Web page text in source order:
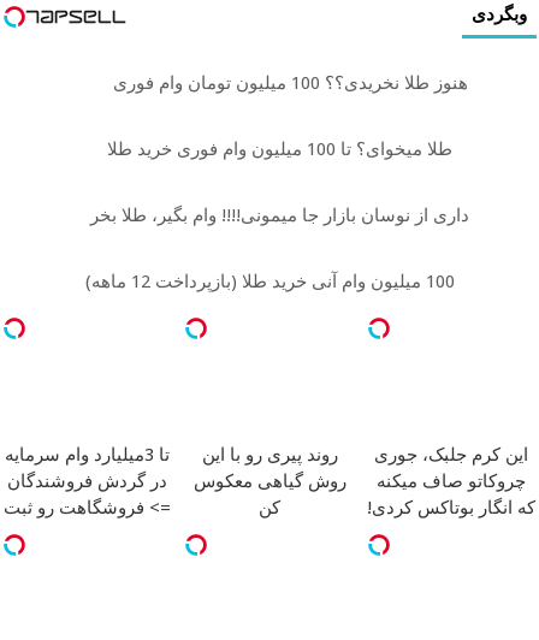
وبگردی
هنوز طلا نخریدی؟؟ 100 میلیون تومان وام فوری
طلا میخوای؟ تا 100 میلیون وام فوری خرید طلا
داری از نوسان بازار جا میمونی!!!! وام بگیر، طلا بخر
100 میلیون وام آنی خرید طلا (بازپرداخت 12 ماهه)
این کرم جلبک، جوری
چروکاتو صاف میکنه
که انگار بوتاکس کردی!
روند پیری رو با این
روش گیاهی معکوس
کن
تا 3میلیارد وام سرمایه
در گردش فروشندگان
=> فروشگاهت رو ثبت